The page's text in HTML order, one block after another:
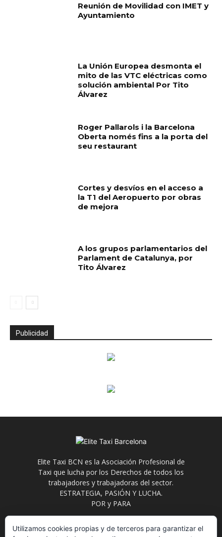
Reunión de Movilidad con IMET y
Ayuntamiento
La Unión Europea desmonta el
mito de las VTC eléctricas como
solución ambiental Por Tito
Álvarez
Roger Pallarols i la Barcelona
Oberta només fins a la porta del
seu restaurant
Cortes y desvíos en el acceso a
la T1 del Aeropuerto por obras
de mejora
A los grupos parlamentarios del
Parlament de Catalunya, por
Tito Álvarez
Publicidad
Elite Taxi BCN es la Asociación Profesional de
Taxi que lucha por los Derechos de todos los
trabajadores y trabajadoras del sector.
ESTRATEGIA, PASIÓN Y LUCHA.
POR y PARA
Contáctanos: info@elitetaxi.taxi
Utilizamos cookies propias y de terceros para garantizar el